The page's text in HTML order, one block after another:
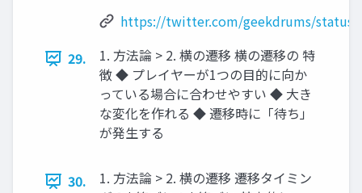
https://twitter.com/geekdrums/status/
29.
1. 方法論 > 2. 横の遷移 横の遷移の 特
徴 ◆ プレイヤーが1つの目的に向か
っている場合に合わせやすい ◆ 大き
な変化を作れる ◆ 遷移時に「待ち」
が発生する
30.
1. 方法論 > 2. 横の遷移 遷移タイミン